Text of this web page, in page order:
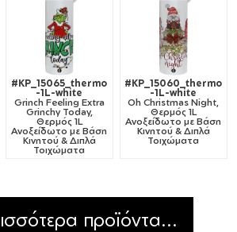
#KP_15065_thermo
-1L-white
Grinch Feeling Extra
Grinchy Today,
Θερμός 1L
Ανοξείδωτο με Βάση
Κινητού & Διπλά
Τοιχώματα
#KP_15060_thermo
-1L-white
Oh Christmas Night,
Θερμός 1L
Ανοξείδωτο με Βάση
Κινητού & Διπλά
Τοιχώματα
προϊόντα...